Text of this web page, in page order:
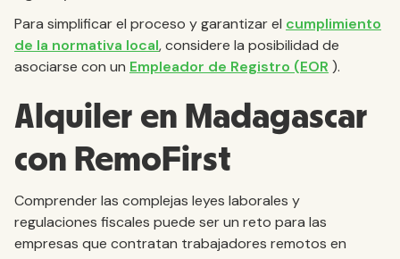
Para simplificar el proceso y garantizar el cumplimiento
de la normativa local, considere la posibilidad de
asociarse con un Empleador de Registro (EOR ).
Alquiler en Madagascar
con RemoFirst
Comprender las complejas leyes laborales y
regulaciones fiscales puede ser un reto para las
empresas que contratan trabajadores remotos en